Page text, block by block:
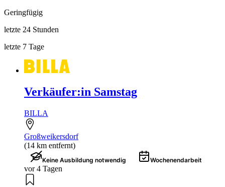
Geringfügig
letzte 24 Stunden
letzte 7 Tage
Verkäufer:in Samstag
BILLA
Großweikersdorf
(14 km entfernt)
Keine Ausbildung notwendig Wochenendarbeit
vor 4 Tagen